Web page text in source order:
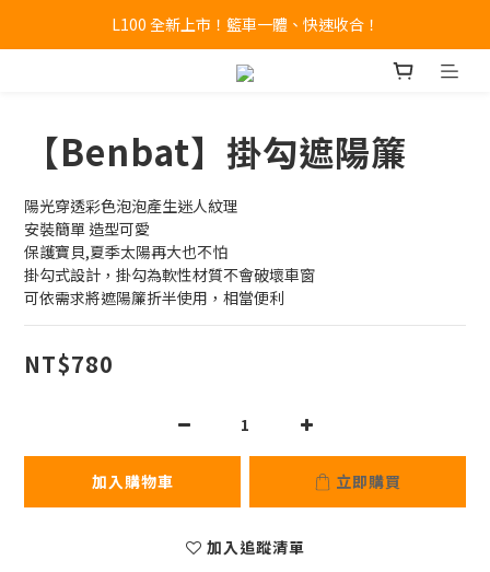
🔥全新 X100 中大型寵物推車熱賣中🔥
L100 全新上市！籃車一體、快速收合！
A9 Plus 外出神器！舒適、安全、好收！
【Benbat】掛勾遮陽簾
陽光穿透彩色泡泡產生迷人紋理
安裝簡單 造型可愛
保護寶貝,夏季太陽再大也不怕
掛勾式設計，掛勾為軟性材質不會破壞車窗
可依需求將遮陽簾折半使用，相當便利
NT$780
加入購物車 立即購買
加入追蹤清單